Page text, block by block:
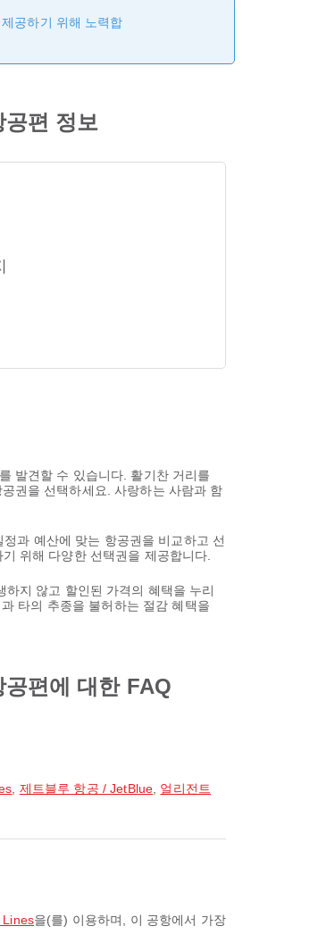
공하기 위해 노력합
편 정보
발견할 수 있습니다. 활기찬 거리를
권을 선택하세요. 사랑하는 사람과 함
과 예산에 맞는 항공권을 비교하고 선
위해 다양한 선택권을 제공합니다.
지 않고 할인된 가격의 혜택을 누리
타의 추종을 불허하는 절감 혜택을
편에 대한 FAQ
제트블루 항공 / JetBlue 얼리전트
Lines을(를) 이용하며, 이 공항에서 가장